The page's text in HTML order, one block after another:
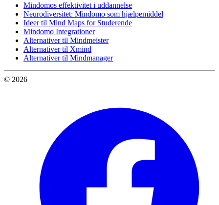
Mindomos effektivitet i uddannelse
Neurodiversitet: Mindomo som hjælpemiddel
Ideer til Mind Maps for Studerende
Mindomo Integrationer
Alternativer til Mindmeister
Alternativer til Xmind
Alternativer til Mindmanager
© 2026